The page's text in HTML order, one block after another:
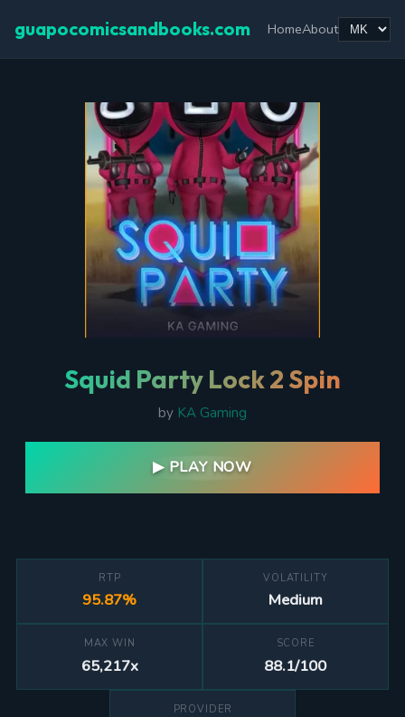
guapocomicsandbooks.com HomeAbout
Squid Party Lock 2 Spin
by KA Gaming
▶ PLAY NOW
RTP
95.87%
VOLATILITY
Medium
MAX WIN
65,217x
SCORE
88.1/100
PROVIDER